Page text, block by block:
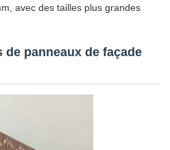
avec des tailles plus grandes
de panneaux de façade